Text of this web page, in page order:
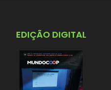
EDIÇÃO DIGITAL